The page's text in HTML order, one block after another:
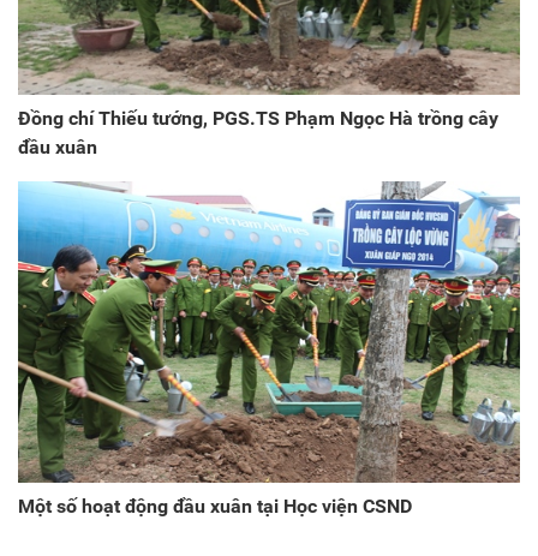
Đồng chí Thiếu tướng, PGS.TS Phạm Ngọc Hà trồng cây
đầu xuân
Một số hoạt động đầu xuân tại Học viện CSND